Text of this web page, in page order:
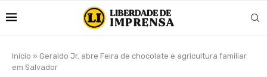
Início » Geraldo Jr. abre Feira de chocolate e agricultura familiar
em Salvador